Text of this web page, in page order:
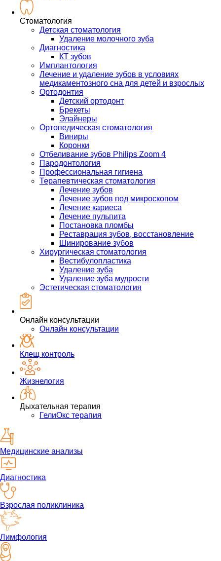
Стоматология
Детская стоматология
Удаление молочного зуба
Диагностика
КТ зубов
Имплантология
Лечение и удаление зубов в условиях
медикаментозного сна для детей и взрослых
Ортодонтия
Детский ортодонт
Брекеты
Элайнеры
Ортопедическая стоматология
Виниры
Коронки
Отбеливание зубов Philips Zoom 4
Пародонтология
Профессиональная гигиена
Терапевтическая стоматология
Лечение зубов
Лечение зубов под микроскопом
Лечение кариеса
Лечение пульпита
Постановка пломбы
Реставрация зубов, восстановление
Шинирование зубов
Хирургическая стоматология
Вестибулопластика
Удаление зуба
Удаление зуба мудрости
Эстетическая стоматология
Онлайн консультации
Онлайн консультации
Клещ контроль
Жизнелогия
Дыхательная терапия
ГелиОкс терапия
Медицинские анализы
Диагностика
Взрослая поликлиника
Лимфология